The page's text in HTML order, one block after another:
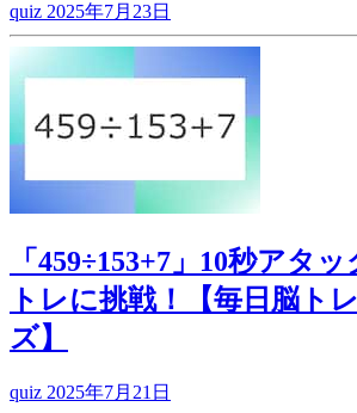
quiz 2025年7月23日
「459÷153+7」10秒アタ
トレに挑戦！【毎日脳ト
ズ】
quiz 2025年7月21日